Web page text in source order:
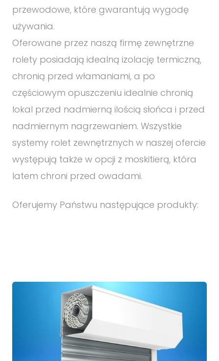
przewodowe, które gwarantują wygodę
używania.
Oferowane przez naszą firmę zewnętrzne
rolety posiadają idealną izolację termiczną,
chronią przed włamaniami, a po
częściowym opuszczeniu idealnie chronią
lokal przed nadmierną ilością słońca i przed
nadmiernym nagrzewaniem. Wszystkie
systemy rolet zewnętrznych w naszej ofercie
występują także w opcji z moskitierą, która
latem chroni przed owadami.
Oferujemy Państwu następujące produkty: